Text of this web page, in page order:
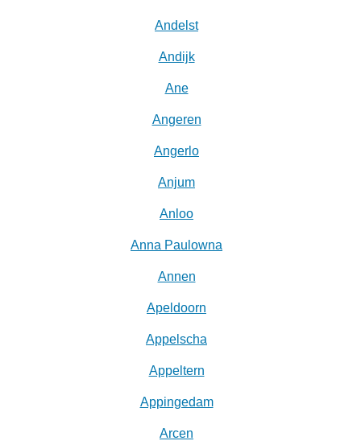
Andelst
Andijk
Ane
Angeren
Angerlo
Anjum
Anloo
Anna Paulowna
Annen
Apeldoorn
Appelscha
Appeltern
Appingedam
Arcen